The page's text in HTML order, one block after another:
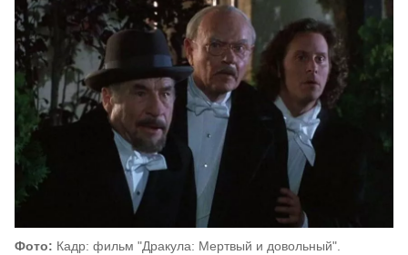
Фото: Кадр: фильм "Дракула: Мертвый и довольный".